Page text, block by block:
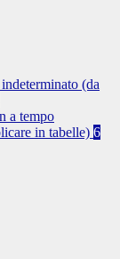
(da
a tempo
in tabelle) 6